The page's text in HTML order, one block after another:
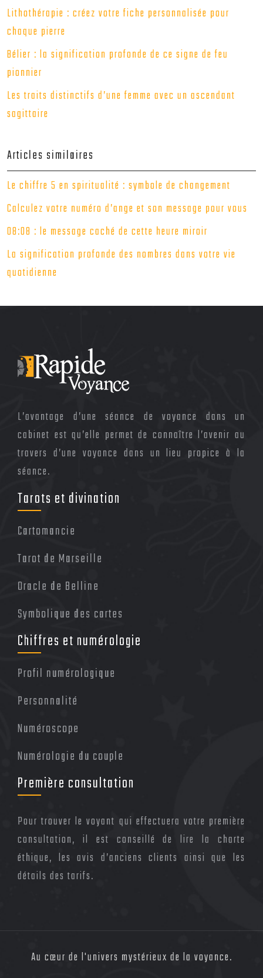
Lithothérapie : créez votre fiche personnalisée pour
chaque pierre
Bélier : la signification profonde de ce signe de feu
pionnier
Les traits distinctifs d’une femme avec un ascendant
sagittaire
Articles similaires
Le chiffre 5 en spiritualité : symbole de changement
Calculez votre numéro d’ange et son message pour vous
08:08 : le message caché de cette heure miroir
La signification profonde des nombres dans votre vie
quotidienne
L’avantage d’une séance de voyance dans un
cabinet est qu’elle permet de connaître l’avenir au
travers d’une voyance dans un lieu propice à la
séance.
Tarots et divination
Cartomancie
Tarot de Marseille
Oracle de Belline
Symbolique des cartes
Chiffres et numérologie
Profil numérologique
Personnalité
Numéroscope
Numérologie du couple
Première consultation
Pour trouver le voyant qui effectuera votre première
consultation, il est conseillé de lire la charte
éthique, les avis d’anciens clients ainsi que les
détails des tarifs.
Au cœur de l'univers mystérieux de la voyance.